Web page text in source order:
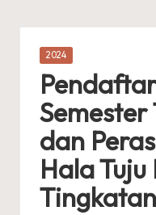
N
G
A
I
A
R
Posted
2024
Semester
dan
Hala